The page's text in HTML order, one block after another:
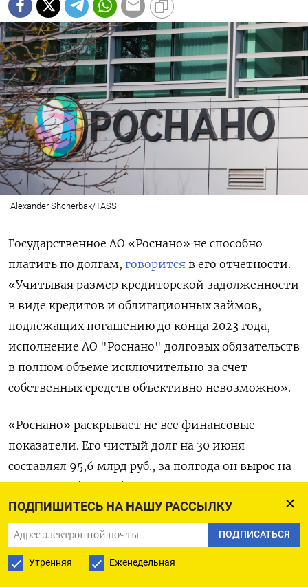
ПОДПИШИТЕСЬ НА НАШУ РАССЫЛКУ
ПОДПИСАТЬСЯ
Утренняя Еженедельная
Alexander Shcherbak/TASS
Государственное АО «Роснано» не способно
платить по долгам, говорится в его отчетности.
«Учитывая размер кредиторской задолженности
в виде кредитов и облигационных займов,
подлежащих погашению до конца 2023 года,
исполнение АО "Роснано" долговых обязательств
в полном объеме исключительно за счет
собственных средств объективно невозможно».
«Роснано» раскрывает не все финансовые
показатели. Его чистый долг на 30 июня
составлял 95,6 млрд руб., за полгода он вырос на
4,8 млрд руб. В его балансе на 30 июняуказаны
краткосрочные обязательства на 29,8 млрд руб.,
включая 20,9 млрд заемных средств. Выполнить
их госкомпания не в состоянии.